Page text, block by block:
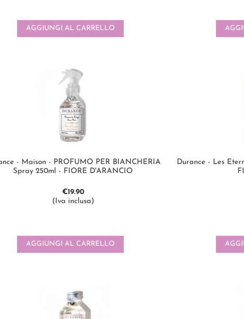
AGGIUNGI AL CARRELLO
- Maison - PROFUMO PER BIANCHERIA
Spray 250ml - FIORE D'ARANCIO
€19.90
(Iva inclusa)
AGGIUNGI AL CARRELLO
Durance - Les